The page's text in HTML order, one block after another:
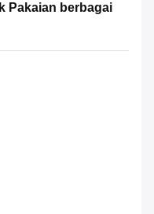
Pakaian berbagai